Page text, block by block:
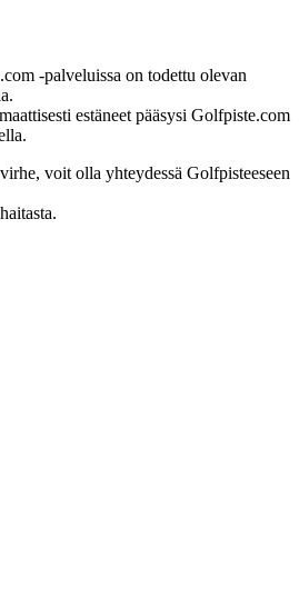
-palveluissa on todettu olevan
estäneet pääsysi Golfpiste.com
voit olla yhteydessä Golfpisteeseen